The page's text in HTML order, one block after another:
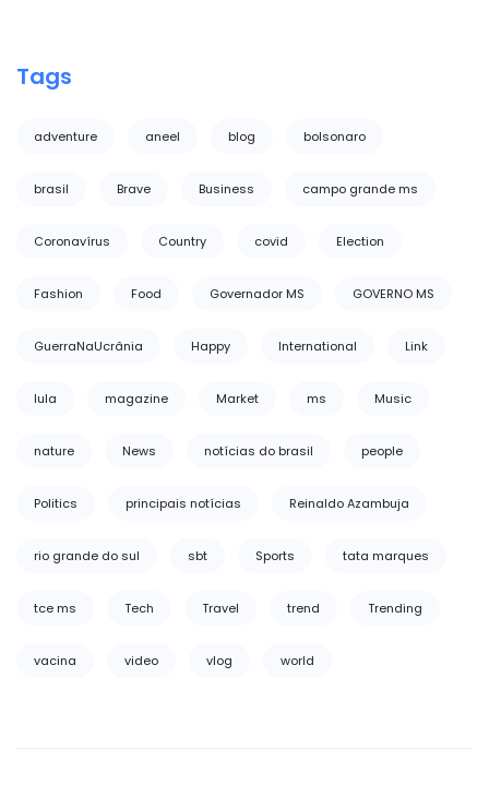
Tags
adventure aneel blog bolsonaro
brasil Brave Business campo grande ms
Coronavírus Country covid Election
Fashion Food Governador MS GOVERNO MS
GuerraNaUcrânia Happy International Link
lula magazine Market ms Music
nature News notícias do brasil people
Politics principais notícias Reinaldo Azambuja
rio grande do sul sbt Sports tata marques
tce ms Tech Travel trend Trending
vacina video vlog world